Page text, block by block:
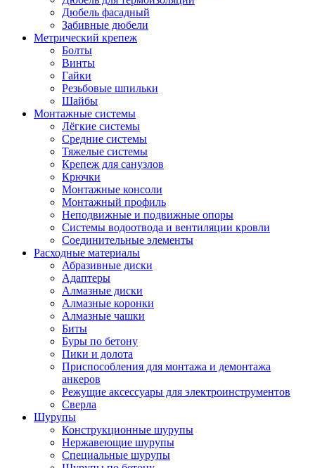
Дюбель фасадный
Забивные дюбели
Метрический крепеж
Болты
Винты
Гайки
Резьбовые шпильки
Шайбы
Монтажные системы
Лёгкие системы
Средние системы
Тяжелые системы
Крепеж для санузлов
Крючки
Монтажные консоли
Монтажный профиль
Неподвижные и подвижные опоры
Системы водоотвода и вентиляции кровли
Соединительные элементы
Расходные материалы
Абразивные диски
Адаптеры
Алмазные диски
Алмазные коронки
Алмазные чашки
Биты
Буры по бетону
Пики и долота
Приспособления для монтажа и демонтажа
анкеров
Режущие аксессуары для электроинструментов
Сверла
Шурупы
Конструкционные шурупы
Нержавеющие шурупы
Специальные шурупы